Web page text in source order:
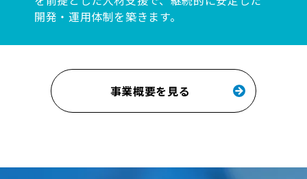
開発・運用体制を築きます。
事業概要を見る